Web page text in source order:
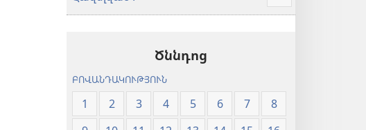
տալ
Ծննդոց
ԲՈՎԱՆԴԱԿՈՒԹՅՈՒՆ
1 2 3 4 5 6 7
8